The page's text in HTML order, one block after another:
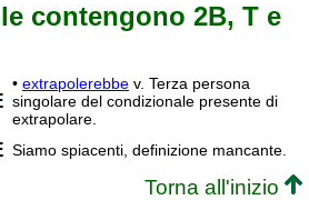
contengono 2B, T e
• extrapolerebbe v. Terza persona
singolare del condizionale presente di
extrapolare.
Siamo spiacenti, definizione mancante.
Torna all'inizio